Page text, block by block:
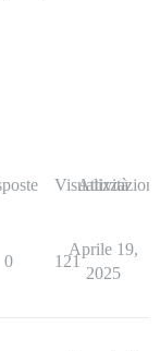
Visualizzazioni
Attività
0 121
Aprile 19,
2025